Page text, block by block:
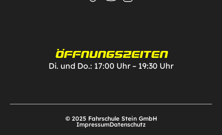
ÖFFNUNGSZEITEN
Di. und Do.: 17:00 Uhr – 19:30 Uhr
© 2025 Fahrschule Stein GmbH
ImpressumDatenschutz